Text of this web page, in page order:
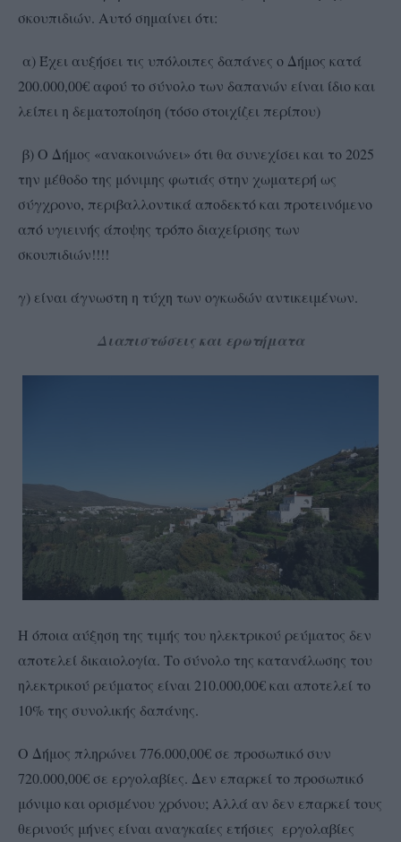
σκουπιδιών. Αυτό σημαίνει ότι:
α) Έχει αυξήσει τις υπόλοιπες δαπάνες ο Δήμος κατά
200.000,00€ αφού το σύνολο των δαπανών είναι ίδιο και
λείπει η δεματοποίηση (τόσο στοιχίζει περίπου)
β) Ο Δήμος «ανακοινώνει» ότι θα συνεχίσει και το 2025
την μέθοδο της μόνιμης φωτιάς στην χωματερή ως
σύγχρονο, περιβαλλοντικά αποδεκτό και προτεινόμενο
από υγιεινής άποψης τρόπο διαχείρισης των
σκουπιδιών!!!!
γ) είναι άγνωστη η τύχη των ογκωδών αντικειμένων.
Διαπιστώσεις και ερωτήματα
Η όποια αύξηση της τιμής του ηλεκτρικού ρεύματος δεν
αποτελεί δικαιολογία. Το σύνολο της κατανάλωσης του
ηλεκτρικού ρεύματος είναι 210.000,00€ και αποτελεί το
10% της συνολικής δαπάνης.
Ο Δήμος πληρώνει 776.000,00€ σε προσωπικό συν
720.000,00€ σε εργολαβίες. Δεν επαρκεί το προσωπικό
μόνιμο και ορισμένου χρόνου; Αλλά αν δεν επαρκεί τους
θερινούς μήνες είναι αναγκαίες ετήσιες εργολαβίες